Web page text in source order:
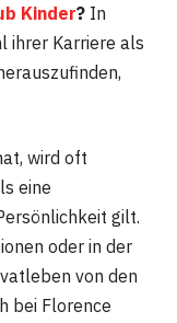
Kinder? In
ihrer Karriere als
wird oft
eine
gilt.
oder in der
von den
bei Florence